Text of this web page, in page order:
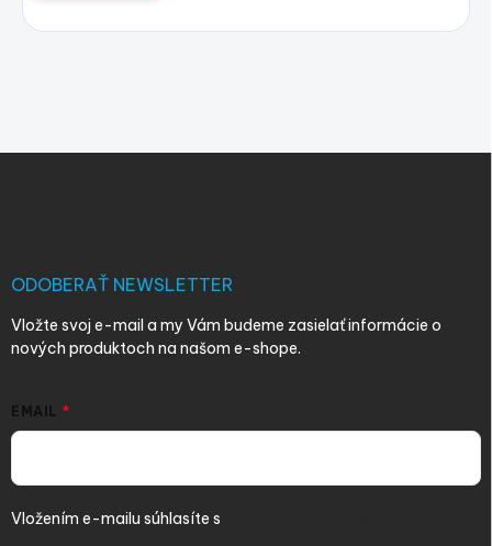
ODOBERAŤ NEWSLETTER
Vložte svoj e-mail a my Vám budeme zasielať informácie o
nových produktoch na našom e-shope.
EMAIL
Vložením e-mailu súhlasíte s